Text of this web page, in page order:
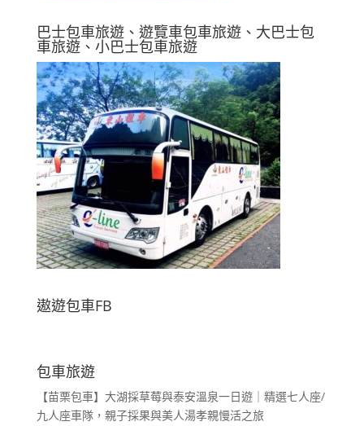
巴士包車旅遊、遊覽車包車旅遊、大巴士包
車旅遊、小巴士包車旅遊
遨遊包車FB
包車旅遊
【苗栗包車】大湖採草莓與泰安溫泉一日遊｜精選七人座/
九人座車隊，親子採果與美人湯孝親慢活之旅